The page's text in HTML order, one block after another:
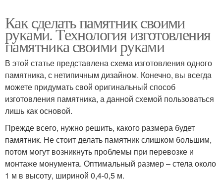
Как сделать памятник своими
руками. Технология изготовления
памятника своими руками
В этой статье представлена схема изготовления одного
памятника, с нетипичным дизайном. Конечно, вы всегда
можете придумать свой оригинальный способ
изготовления памятника, а данной схемой пользоваться
лишь как основой.
Прежде всего, нужно решить, какого размера будет
памятник. Не стоит делать памятник слишком большим,
потом могут возникнуть проблемы при перевозке и
монтаже монумента. Оптимальный размер – стела около
1 м в высоту, шириной 0,4-0,5 м.